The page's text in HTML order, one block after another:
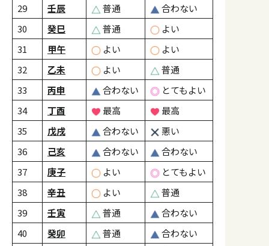
29 壬辰 普通
合わない
30
癸巳 普通
よい
31
甲午 よい
よい
32
乙未 よい
普通
33
丙申 合わない
とてもよい
34
丁酉 最高
最高
35
戊戌 合わない
悪い
36
己亥 合わない
合わない
37
庚子 よい
とてもよい
38
辛丑 よい
普通
39
壬寅 普通
合わない
40
癸卯 普通
合わない